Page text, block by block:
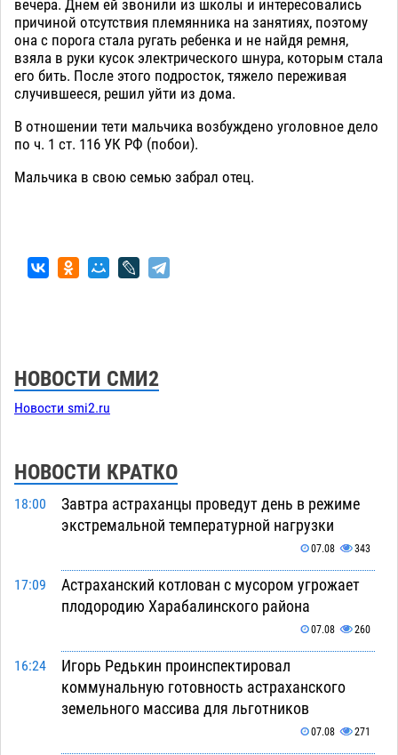
вечера. Днем ей звонили из школы и интересовались
причиной отсутствия племянника на занятиях, поэтому
она с порога стала ругать ребенка и не найдя ремня,
взяла в руки кусок электрического шнура, которым стала
его бить. После этого подросток, тяжело переживая
случившееся, решил уйти из дома.
В отношении тети мальчика возбуждено уголовное дело
по ч. 1 ст. 116 УК РФ (побои).
Мальчика в свою семью забрал отец.
НОВОСТИ СМИ2
Новости smi2.ru
НОВОСТИ КРАТКО
18:00
Завтра астраханцы проведут день в режиме
экстремальной температурной нагрузки
07.08 343
17:09
Астраханский котлован с мусором угрожает
плодородию Харабалинского района
07.08 260
16:24
Игорь Редькин проинспектировал
коммунальную готовность астраханского
земельного массива для льготников
07.08 271